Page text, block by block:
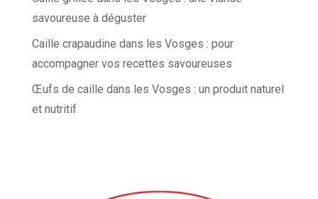
savoureuse à déguster
Caille crapaudine dans les Vosges : pour
accompagner vos recettes savoureuses
Œufs de caille dans les Vosges : un produit naturel
et nutritif